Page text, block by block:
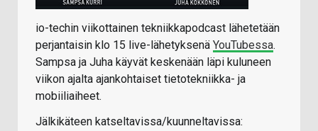
io-techin viikottainen tekniikkapodcast lähetetään
perjantaisin klo 15 live-lähetyksenä YouTubessa.
Sampsa ja Juha käyvät keskenään läpi kuluneen
viikon ajalta ajankohtaiset tietotekniikka- ja
mobiiliaiheet.
Jälkikäteen katseltavissa/kuunneltavissa: